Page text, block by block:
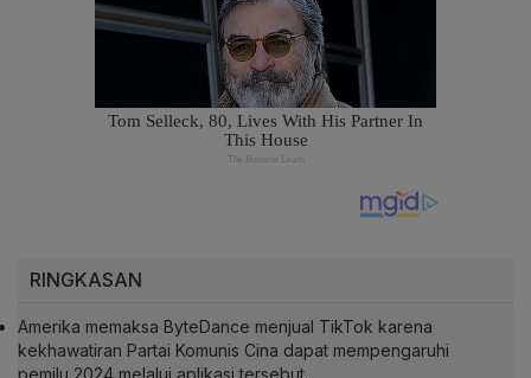
RINGKASAN
Amerika memaksa ByteDance menjual TikTok karena
kekhawatiran Partai Komunis Cina dapat mempengaruhi